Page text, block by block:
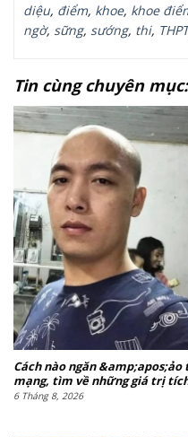
diệu, điểm, khoe, khoe
ngờ, sững, sướng, thi, THPT
Tin cùng chuyên mục:
Cách nào ngăn
mạng, tìm về những giá trị
6 Tháng 8, 2026